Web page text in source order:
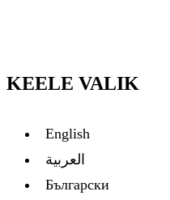
KEELE VALIK
English
العربية
Български